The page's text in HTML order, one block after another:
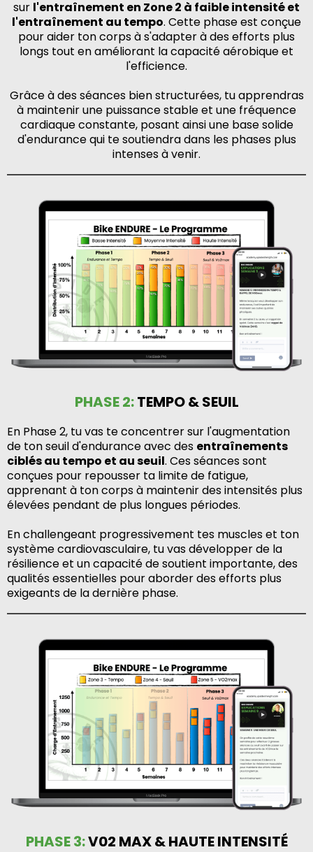
sur l'entraînement en Zone 2 à faible intensité et
l'entraînement au tempo. Cette phase est conçue
pour aider ton corps à s'adapter à des efforts plus
longs tout en améliorant la capacité aérobique et
l'efficience.
Grâce à des séances bien structurées, tu apprendras
à maintenir une puissance stable et une fréquence
cardiaque constante, posant ainsi une base solide
d'endurance qui te soutiendra dans les phases plus
intenses à venir.
PHASE 2:TEMPO & SEUIL
En Phase 2, tu vas te concentrer sur l'augmentation
de ton seuil d'endurance avec des entraînements
ciblés au tempo et au seuil. Ces séances sont
conçues pour repousser ta limite de fatigue,
apprenant à ton corps à maintenir des intensités plus
élevées pendant de plus longues périodes.
En challengeant progressivement tes muscles et ton
système cardiovasculaire, tu vas développer de la
résilience et un capacité de soutient importante, des
qualités essentielles pour aborder des efforts plus
exigeants de la dernière phase.
PHASE 3:V02 MAX & HAUTE INTENSITÉ